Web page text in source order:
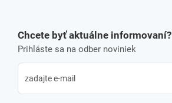
Chcete byť aktuálne informovaní?
Prihláste sa na odber noviniek